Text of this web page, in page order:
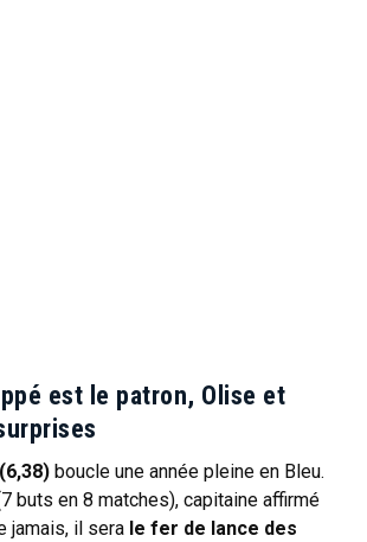
est le patron, Olise et
boucle une année pleine en Bleu.
buts en 8 matches), capitaine affirmé
jamais, il sera le fer de lance des